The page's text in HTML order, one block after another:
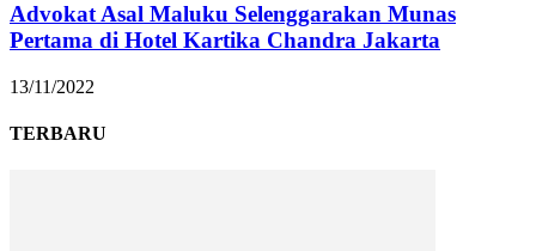
Advokat Asal Maluku Selenggarakan Munas
Pertama di Hotel Kartika Chandra Jakarta
13/11/2022
TERBARU